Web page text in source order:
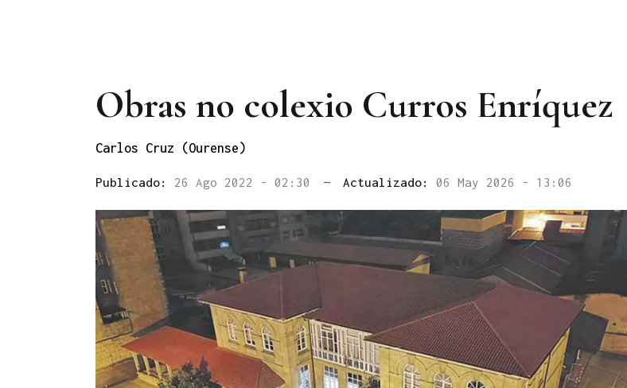
Obras no colexio Curros Enríquez
Carlos Cruz (Ourense)
Publicado: 26 Ago 2022 - 02:30 — Actualizado: 06 May 2026 - 13:06